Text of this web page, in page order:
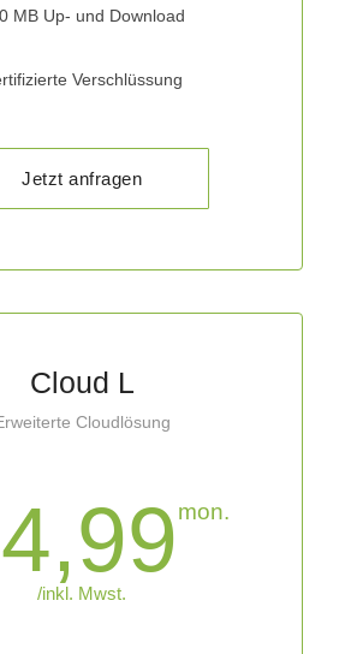
MB Up- und Download
Verschlüssung
Jetzt anfragen
Cloud L
Cloudlösung
mon.
/inkl. Mwst.